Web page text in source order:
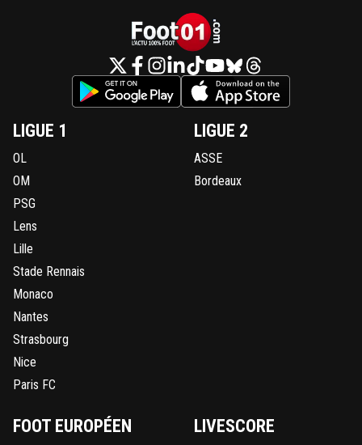
LIGUE 1
OL
OM
PSG
Lens
Lille
Stade Rennais
Monaco
Nantes
Strasbourg
Nice
Paris FC
LIGUE 2
ASSE
Bordeaux
FOOT EUROPÉEN LIVESCORE